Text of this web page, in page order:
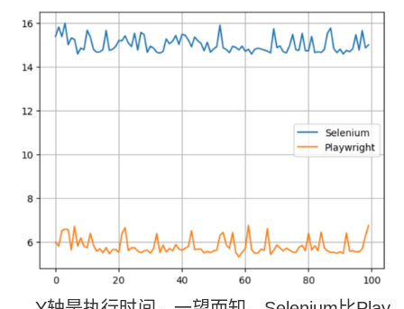
driver = webdriver.Chrome(service=
= "https://
driver.get(url)
# get the first page and click to
first_page = driver.find_element(By.
# get the data div and extract the
countries_container
driver
countries = driver.find_elements(By.
# scrape the data using